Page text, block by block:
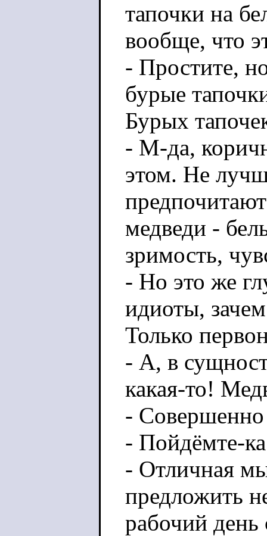
тапочки на
вообще, что
- Простите,
бурые
Бурых
- М-да,
этом. Не
медведи -
зримость,
- Но это же
идиоты,
Только
- А, в
какая-то!
- Совершенно
- Пойдёмте-
- Отличная
предложить
рабочий день